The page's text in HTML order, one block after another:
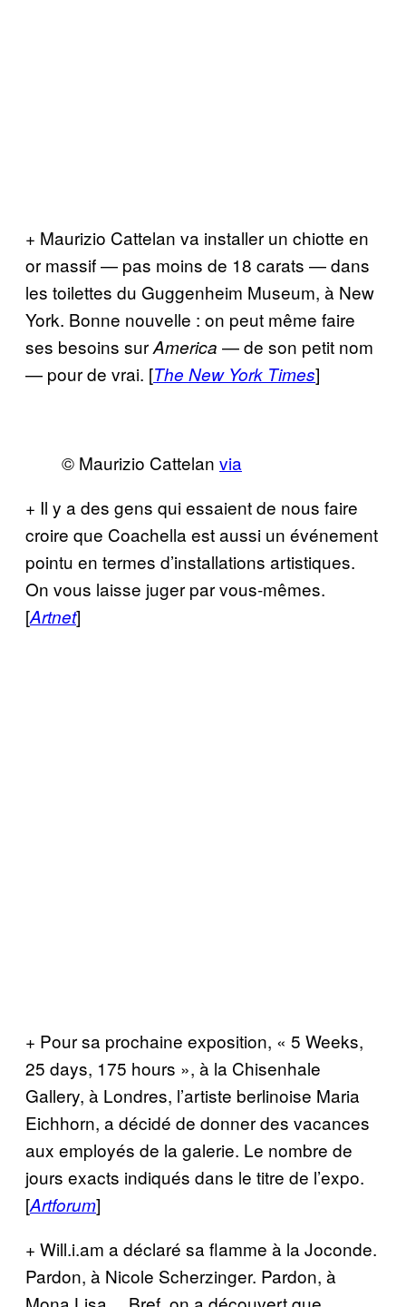
+ Maurizio Cattelan va installer un chiotte en
or massif — pas moins de 18 carats — dans
les toilettes du Guggenheim Museum, à New
York. Bonne nouvelle : on peut même faire
ses besoins surAmerica — de son petit nom
— pour de vrai. [The New York Times]
© Maurizio Cattelan via
+ Il y a des gens qui essaient de nous faire
croire que Coachella est aussi un événement
pointu en termes d’installations artistiques.
On vous laisse juger par vous-mêmes.
[Artnet]
+ Pour sa prochaine exposition, « 5 Weeks,
25 days, 175 hours », à la Chisenhale
Gallery, à Londres, l’artiste berlinoise Maria
Eichhorn, a décidé de donner des vacances
aux employés de la galerie. Le nombre de
jours exacts indiqués dans le titre de l’expo.
[Artforum]
+ Will.i.am a déclaré sa flamme à la Joconde.
Pardon, à Nicole Scherzinger. Pardon, à